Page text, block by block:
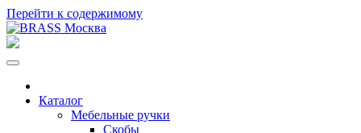
Перейти к содержимому
Каталог
Мебельные ручки
Скобы